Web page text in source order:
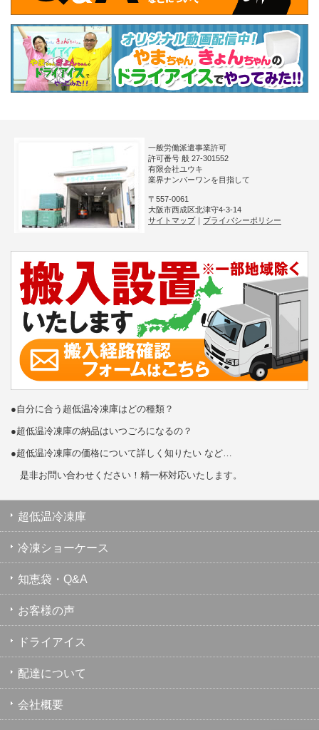
一般労働派遣事業許可
許可番号 般 27-301552
有限会社ユウキ
業界ナンバーワンを目指して
〒557-0061
大阪市西成区北津守4-3-14
サイトマップ｜ プライバシーポリシー
●自分に合う超低温冷凍庫はどの種類？
●超低温冷凍庫の納品はいつごろになるの？
●超低温冷凍庫の価格について詳しく知りたい など…
是非お問い合わせください！精一杯対応いたします。
超低温冷凍庫
冷凍ショーケース
知恵袋・Q&A
お客様の声
ドライアイス
配達について
会社概要